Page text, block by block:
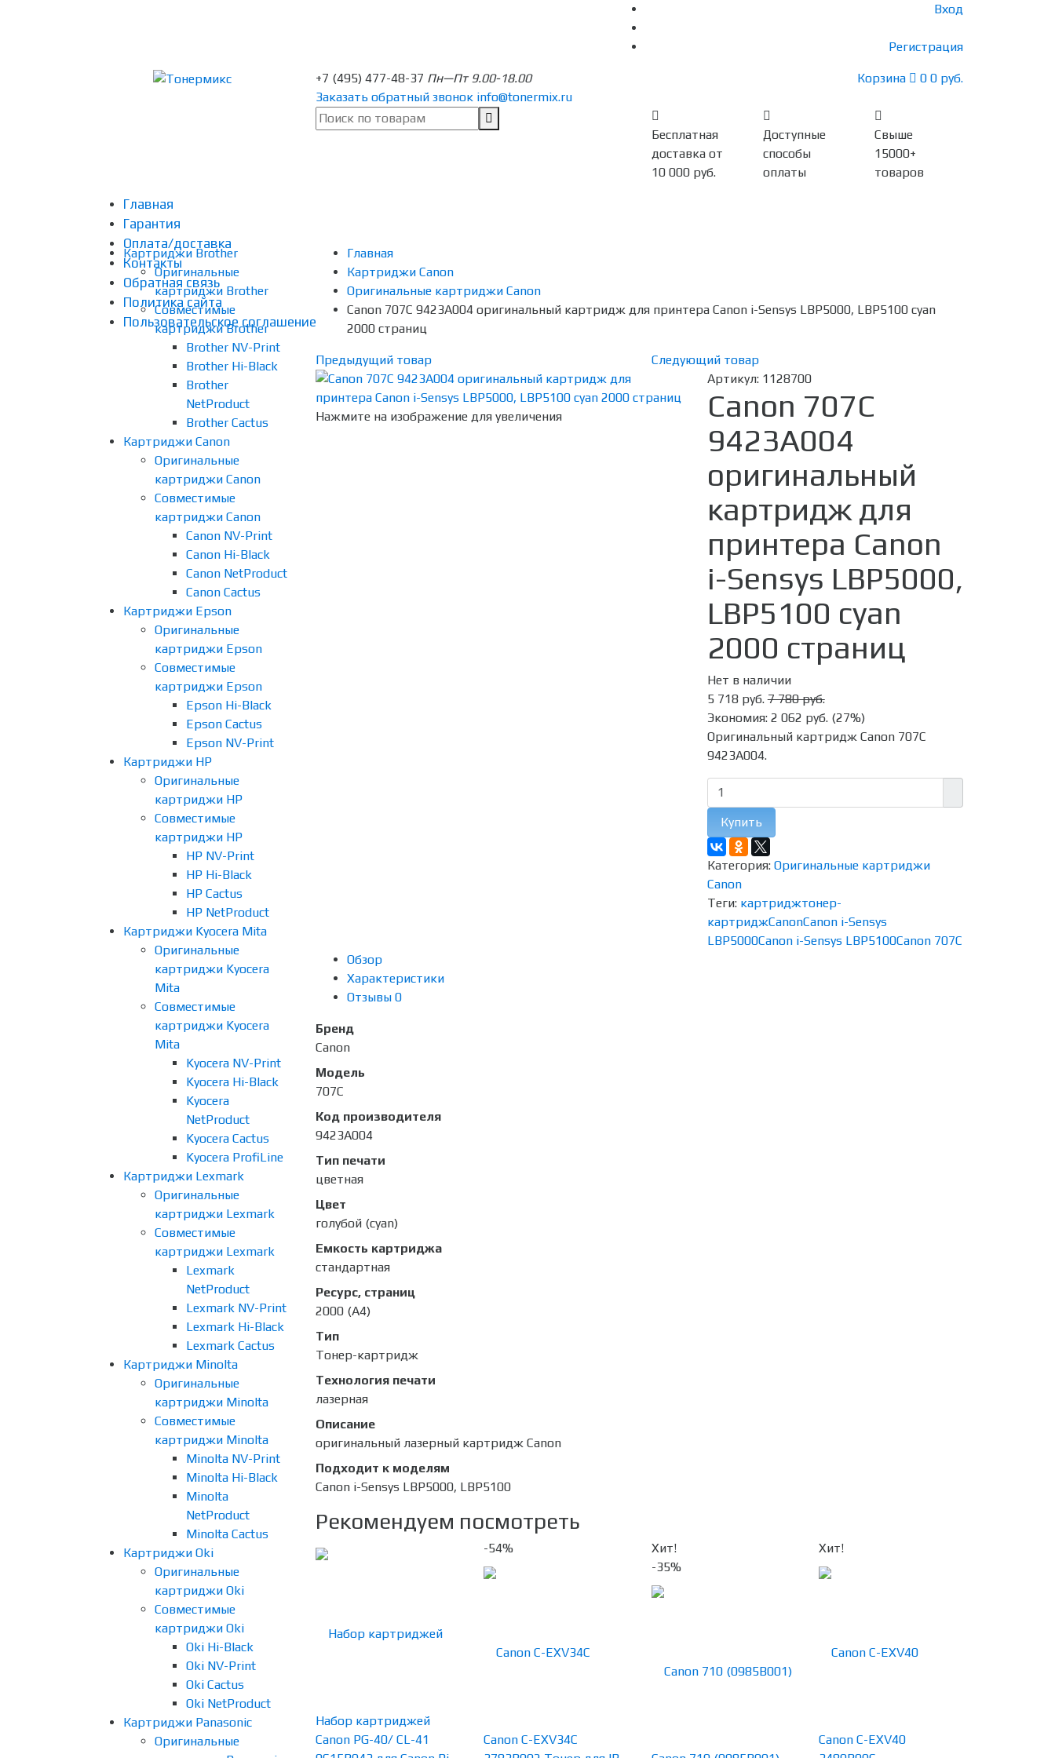
Вход
Регистрация
+7 (495) 477-48-37 Пн—Пт 9.00-18.00
Заказать обратный звонок info@tonermix.ru
Корзина 0 0 руб.
Бесплатная
доставка от
10 000 руб.
Доступные
способы
оплаты
Свыше
15000+
товаров
Главная
Гарантия
Оплата/доставка
Контакты
Обратная связь
Политика сайта
Пользовательское соглашение
Картриджи Brother
Оригинальные
картриджи Brother
Совместимые
картриджи Brother
Brother NV-Print
Brother Hi-Black
Brother
NetProduct
Brother Cactus
Картриджи Canon
Оригинальные
картриджи Canon
Совместимые
картриджи Canon
Canon NV-Print
Canon Hi-Black
Canon NetProduct
Canon Cactus
Картриджи Epson
Оригинальные
картриджи Epson
Совместимые
картриджи Epson
Epson Hi-Black
Epson Cactus
Epson NV-Print
Картриджи HP
Оригинальные
картриджи HP
Совместимые
картриджи HP
HP NV-Print
HP Hi-Black
HP Cactus
HP NetProduct
Картриджи Kyocera Mita
Оригинальные
картриджи Kyocera
Mita
Совместимые
картриджи Kyocera
Mita
Kyocera NV-Print
Kyocera Hi-Black
Kyocera
NetProduct
Kyocera Cactus
Kyocera ProfiLine
Картриджи Lexmark
Оригинальные
картриджи Lexmark
Совместимые
картриджи Lexmark
Lexmark
NetProduct
Lexmark NV-Print
Lexmark Hi-Black
Lexmark Cactus
Картриджи Minolta
Оригинальные
картриджи Minolta
Совместимые
картриджи Minolta
Minolta NV-Print
Minolta Hi-Black
Minolta
NetProduct
Minolta Cactus
Картриджи Oki
Оригинальные
картриджи Oki
Совместимые
картриджи Oki
Oki Hi-Black
Oki NV-Print
Oki Cactus
Oki NetProduct
Картриджи Panasonic
Оригинальные
Главная
Картриджи Canon
Оригинальные картриджи Canon
Canon 707C 9423A004 оригинальный картридж для принтера Canon i-Sensys LBP5000, LBP5100 cyan
2000 страниц
Предыдущий товар Следующий товар
Нажмите на изображение для увеличения
Артикул: 1128700
Canon 707C
9423A004
оригинальный
картридж для
принтера Canon
i-Sensys LBP5000,
LBP5100 cyan
2000 страниц
Нет в наличии
5 718 руб. 7 780 руб.
Экономия: 2 062 руб.(27%)
Оригинальный картридж Canon 707C
9423A004.
Купить
Категория: Оригинальные картриджи
Canon
Теги: картриджтонер-
картриджCanonCanon i-Sensys
LBP5000Canon i-Sensys LBP5100Canon 707C
Обзор
Характеристики
Отзывы 0
Бренд
Canon
Модель
707C
Код производителя
9423A004
Тип печати
цветная
Цвет
голубой (cyan)
Емкость картриджа
стандартная
Ресурс, страниц
2000 (A4)
Тип
Тонер-картридж
Технология печати
лазерная
Описание
оригинальный лазерный картридж Canon
Подходит к моделям
Canon i-Sensys LBP5000, LBP5100
Рекомендуем посмотреть
Набор картриджей
Canon PG-40/ CL-41
-54%
Canon C-EXV34C
Хит!
-35%
Хит!
Canon C-EXV40